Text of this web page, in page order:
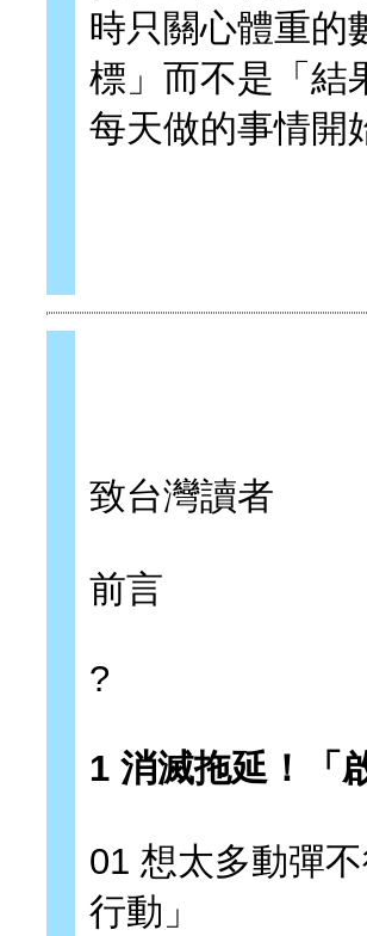
時只關心體重的
標」而不是「結
每天做的事情開
致台灣讀者
前言
?
1 消滅拖延！「
01 想太多動彈
行動」